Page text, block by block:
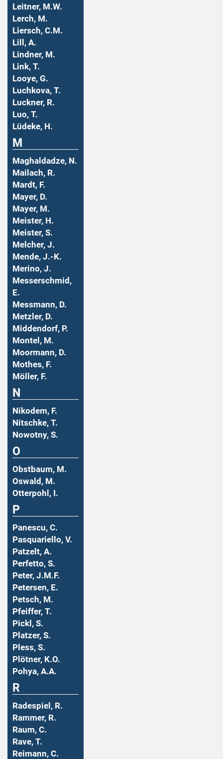
Leitner, M.W.
Lerch, M.
Liersch, C.M.
Lill, A.
Lindner, M.
Link, T.
Looye, G.
Luchkova, T.
Luckner, R.
Luo, T.
Lüdeke, H.
M
Maghaldadze, N.
Mailach, R.
Mardt, F.
Mayer, D.
Mayer, M.
Meister, H.
Meister, S.
Melcher, J.
Mende, J.-K.
Merino, J.
Messerschmid,
E.
Messmann, D.
Metzler, D.
Middendorf, P.
Montel, M.
Moormann, D.
Mothes, F.
Möller, F.
N
Nikodem, F.
Nitschke, T.
Nowotny, S.
O
Obstbaum, M.
Oswald, M.
Otterpohl, I.
P
Panescu, C.
Pasquariello, V.
Patzelt, A.
Perfetto, S.
Peter, J.M.F.
Petersen, E.
Petsch, M.
Pfeiffer, T.
Pickl, S.
Platzer, S.
Pless, S.
Plötner, K.O.
Pohya, A.A.
R
Radespiel, R.
Rammer, R.
Raum, C.
Rave, T.
Reimann, C.